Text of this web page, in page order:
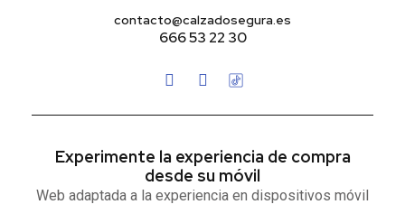
contacto@calzadosegura.es
666 53 22 30
Experimente la experiencia de compra
desde su móvil
Web adaptada a la experiencia en dispositivos móvil